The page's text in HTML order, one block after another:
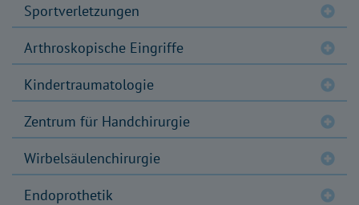
Sportverletzungen
Arthroskopische Eingriffe
Kindertraumatologie
Zentrum für Handchirurgie
Wirbelsäulenchirurgie
Endoprothetik